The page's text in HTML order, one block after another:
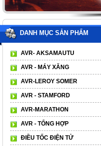
DANH MỤC SẢN PHẨM
AVR- AKSAMAUTU
AVR - MÁY XĂNG
AVR-LEROY SOMER
AVR - STAMFORD
AVR-MARATHON
AVR - TỔNG HỢP
ĐIỀU TỐC ĐIỆN TỬ